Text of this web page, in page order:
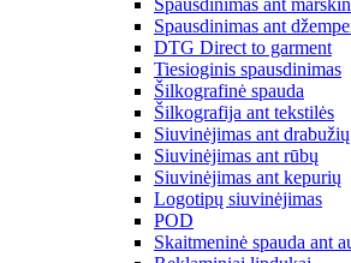
Spausdinimas ant
Spausdinimas ant
DTG Direct to garment
Tiesioginis spausdinimas
Šilkografinė spauda
Šilkografija ant tekstilės
Siuvinėjimas ant drabužių
Siuvinėjimas ant rūbų
Siuvinėjimas ant kepurių
Logotipų siuvinėjimas
POD
Skaitmeninė spauda ant